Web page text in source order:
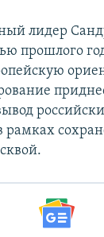
лидер
прошлого
рамках